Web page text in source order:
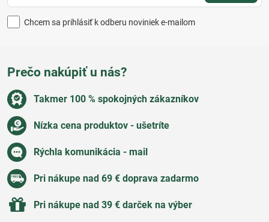
Chcem sa prihlásiť k odberu noviniek e-mailom
Prečo nakúpiť u nás?
Takmer 100 % spokojných zákazníkov
Nízka cena produktov - ušetríte
Rýchla komunikácia - mail
Pri nákupe nad 69 € doprava zadarmo
Pri nákupe nad 39 € darček na výber